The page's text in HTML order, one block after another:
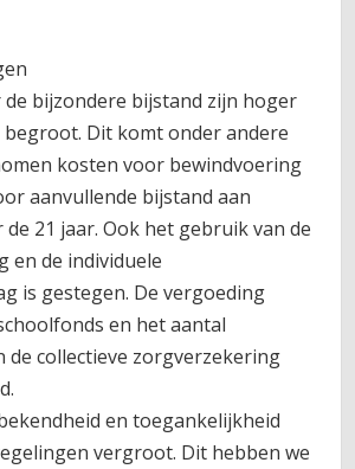
bijzondere bijstand zijn hoger
Dit komt onder andere
kosten voor bewindvoering
aanvullende bijstand aan
21 jaar. Ook het gebruik van de
en de individuele
is gestegen. De vergoeding
en het aantal
de collectieve zorgverzekering
en toegankelijkheid
vergroot. Dit hebben we